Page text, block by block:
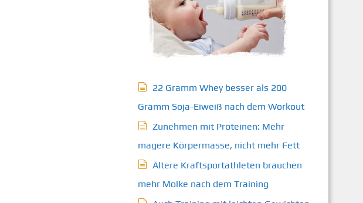
22 Gramm Whey besser als 200
Gramm Soja-Eiweiß nach dem Workout
Zunehmen mit Proteinen: Mehr
magere Körpermasse, nicht mehr Fett
Ältere Kraftsportathleten brauchen
mehr Molke nach dem Training